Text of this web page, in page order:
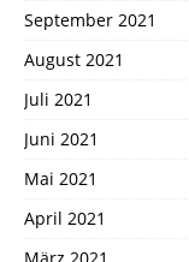
September 2021
August 2021
Juli 2021
Juni 2021
Mai 2021
April 2021